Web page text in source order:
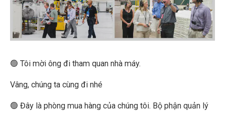
🟢 Tôi mời ông đi tham quan nhà máy.
Vâng, chúng ta cùng đi nhé
🟢 Đây là phòng mua hàng của chúng tôi. Bộ phận quản lý